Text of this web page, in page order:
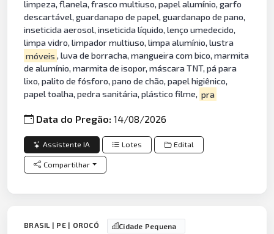
limpeza, flanela, frasco multiuso, papel alumínio, garfo
descartável, guardanapo de papel, guardanapo de pano,
inseticida aerosol, inseticida líquido, lenço umedecido,
limpa vidro, limpador multiuso, limpa alumínio, lustra
móveis , luva de borracha, mangueira com bico, marmita
de alumínio, marmita de isopor, máscara TNT, pá para
lixo, palito de fósforo, pano de chão, papel higiênico,
papel toalha, pedra sanitária, plástico filme, pra
Data do Pregão:14/08/2026
Assistente IA Lotes Edital
Compartilhar
BRASIL | PE | OROCÓ Cidade Pequena